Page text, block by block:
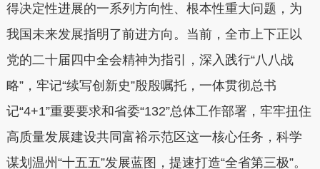
得决定性进展的一系列方向性、根本性重大问题，为
我国未来发展指明了前进方向。当前，全市上下正以
党的二十届四中全会精神为指引，深入践行“八八战
略”，牢记“续写创新史”殷殷嘱托，一体贯彻总书
记“4+1”重要要求和省委“132”总体工作部署，牢牢扭住
高质量发展建设共同富裕示范区这一核心任务，科学
谋划温州“十五五”发展蓝图，提速打造“全省第三极”。